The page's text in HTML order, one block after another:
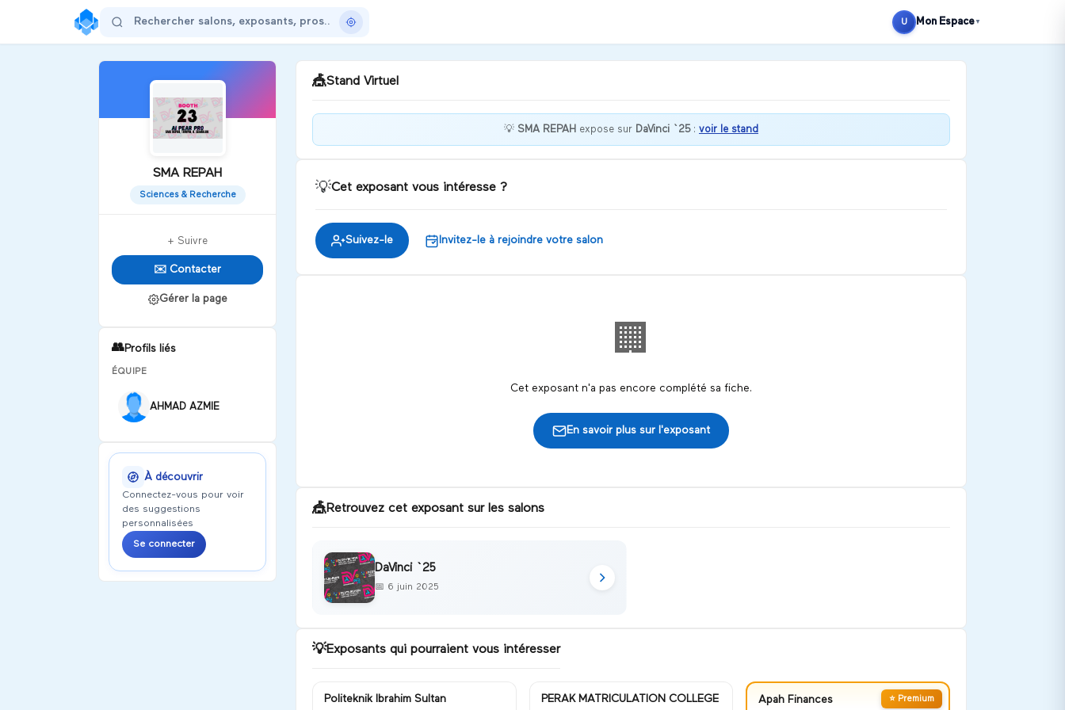
U Mon Espace ▼
SMA REPAH
Sciences & Recherche
+ Suivre
✉️ Contacter
Gérer la page
👥Profils liés
ÉQUIPE
AHMAD AZMIE
À découvrir
Connectez-vous pour voir
des suggestions
personnalisées
Se connecter
🎪Stand Virtuel
Discuter
💡 SMA REPAH expose sur DaVinci `25: voir le stand
💡Cet exposant vous intéresse ?
Suivez-le Invitez-le à rejoindre votre salon
🏢
Cet exposant n'a pas encore complété sa fiche.
En savoir plus sur l'exposant
🎪Retrouvez cet exposant sur les salons
DaVinci `25
📅 6 juin 2025
💡Exposants qui pourraient vous intéresser
Politeknik Ibrahim Sultan PERAK MATRICULATION COLLEGE ⭐ Premium
Apah Finances